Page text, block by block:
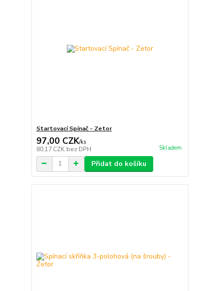
Startovací Spínač - Zetor
97,00 CZK/ks
80,17 CZK bez DPH Skladem
Přidat do košíku